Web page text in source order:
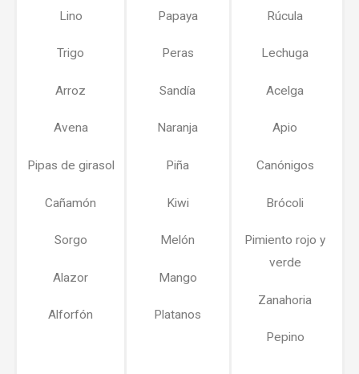
Lino
Trigo
Arroz
Avena
Pipas de girasol
Cañamón
Sorgo
Alazor
Alforfón
Papaya
Peras
Sandía
Naranja
Piña
Kiwi
Melón
Mango
Platanos
Rúcula
Lechuga
Acelga
Apio
Canónigos
Brócoli
Pimiento rojo y
verde
Zanahoria
Pepino